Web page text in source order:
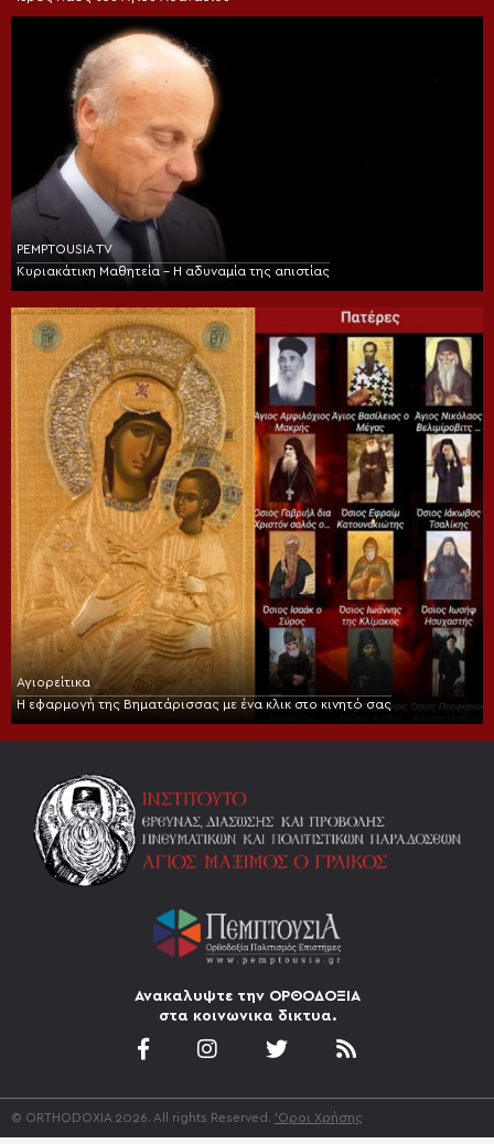
PEMPTOUSIA TV
Κυριακάτικη Μαθητεία – Η αδυναμία της απιστίας
Αγιορείτικα
Η εφαρμογή της Βηματάρισσας με ένα κλικ στο κινητό σας
Ανακαλυψτε την ΟΡΘΟΔΟΞΙΑ
στα κοινωνικα δικτυα.
© ORTHODOXIA 2026. All rights Reserved. 'Οροι Χρήσης